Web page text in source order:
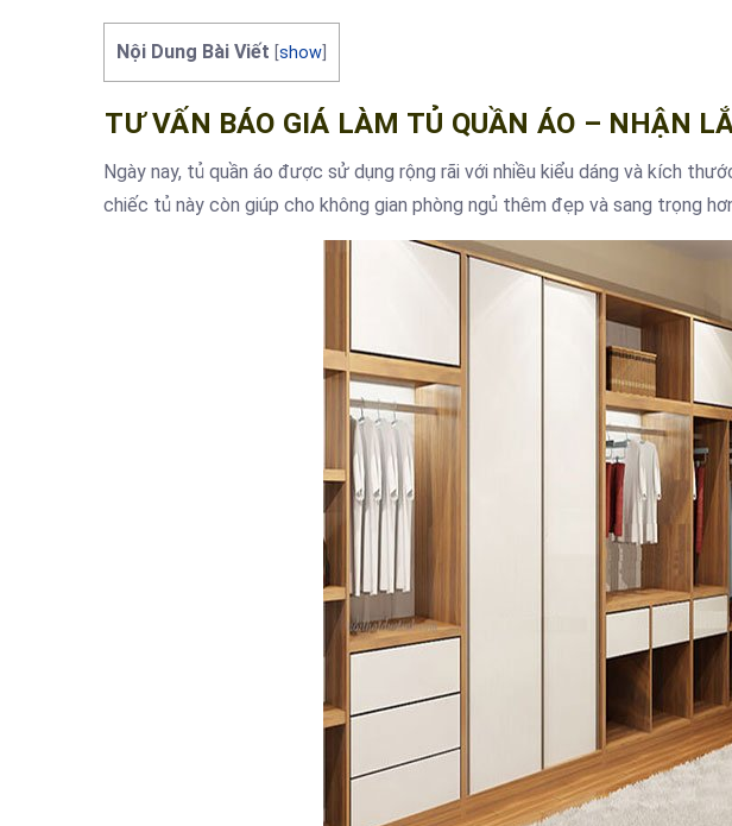
Nội Dung Bài Viết show
TƯ VẤN BÁO GIÁ LÀM TỦ QUẦN ÁO – NHẬN
Ngày nay, tủ quần áo được sử dụng rộng rãi với nhiều kiểu dáng và kích
chiếc tủ này còn giúp cho không gian phòng ngủ thêm đẹp và sang trọng